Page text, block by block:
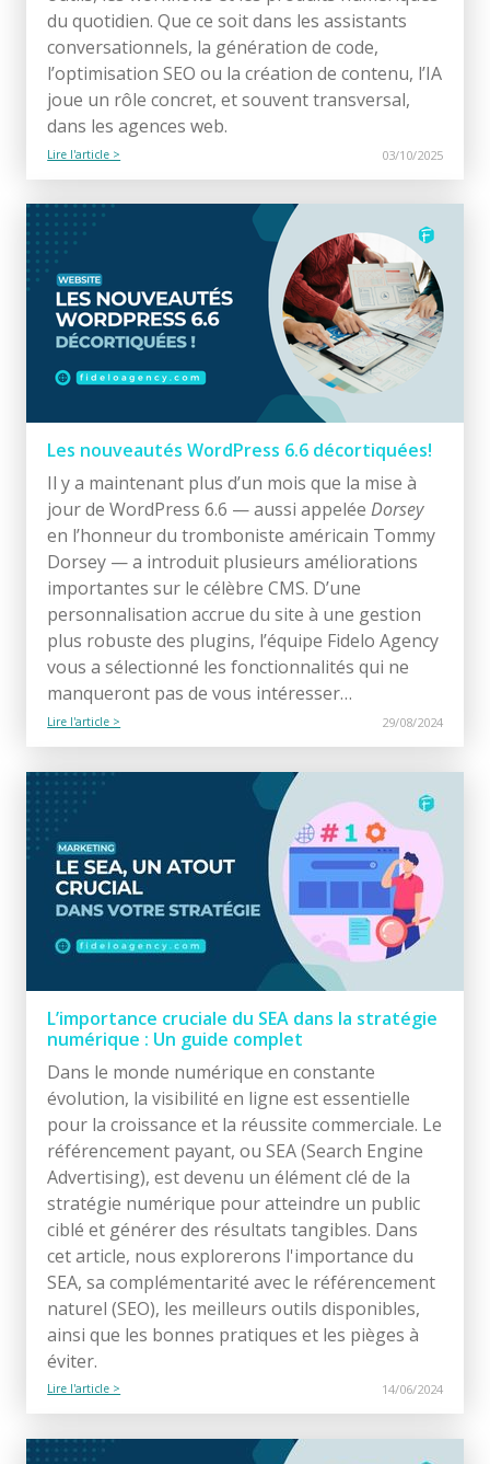
du quotidien. Que ce soit dans les assistants
conversationnels, la génération de code,
l’optimisation SEO ou la création de contenu, l’IA
joue un rôle concret, et souvent transversal,
dans les agences web.
Lire l'article > 03/10/2025
Les nouveautés WordPress 6.6 décortiquées!
Il y a maintenant plus d’un mois que la mise à
jour de WordPress 6.6 — aussi appeléeDorsey
en l’honneur du tromboniste américain Tommy
Dorsey — a introduit plusieurs améliorations
importantes sur le célèbre CMS. D’une
personnalisation accrue du site à une gestion
plus robuste des plugins, l’équipe Fidelo Agency
vous a sélectionné les fonctionnalités qui ne
manqueront pas de vous intéresser…
Lire l'article > 29/08/2024
L’importance cruciale du SEA dans la stratégie
numérique : Un guide complet
Dans le monde numérique en constante
évolution, la visibilité en ligne est essentielle
pour la croissance et la réussite commerciale. Le
référencement payant, ou SEA (Search Engine
Advertising), est devenu un élément clé de la
stratégie numérique pour atteindre un public
ciblé et générer des résultats tangibles. Dans
cet article, nous explorerons l'importance du
SEA, sa complémentarité avec le référencement
naturel (SEO), les meilleurs outils disponibles,
ainsi que les bonnes pratiques et les pièges à
éviter.
Lire l'article > 14/06/2024